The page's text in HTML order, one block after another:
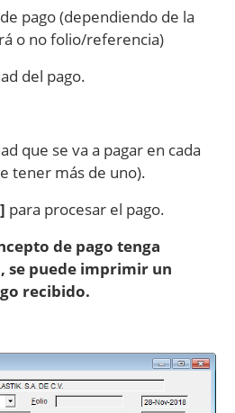
pago (dependiendo de la
o no folio/referencia)
del pago.
que se va a pagar en cada
tener más de uno).
para procesar el pago.
de pago tenga
puede imprimir un
recibido.